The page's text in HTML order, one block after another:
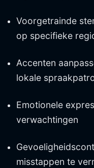
Voorgetrainde
op specifieke
Accenten
lokale
Emotionele
verwachtingen
misstappen te